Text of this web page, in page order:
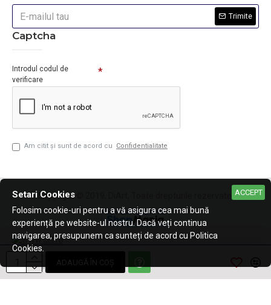
ADAUGĂ ÎN COŞ
Trimite
Captcha
Introdul codul de
verificare
Am citit şi sunt de acord cu Confidentialitate
Copyright © 2019, DiArt, Toate drepturile rezervate. ACCEPT
Setari Cookies
Folosim cookie-uri pentru a vă asigura cea mai bună
experiență pe website-ul nostru. Dacă veți continua
navigarea, presupunem ca sunteți de acord cu Politica
Cookies.